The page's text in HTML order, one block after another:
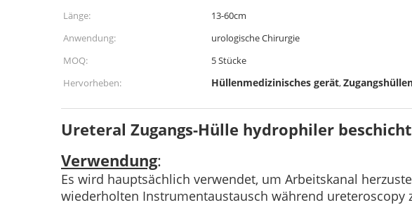
Länge:
13-60cm
Anwendung:
urologische Chirurgie
MOQ:
5 Stücke
Hervorheben:
Hüllenmedizinisches gerät,
Ureteral Zugangs-Hülle hydrophiler
Verwendung:
Es wird hauptsächlich verwendet, um Arbeitskanal
wiederholten Instrumentaustausch während ureteroscopy